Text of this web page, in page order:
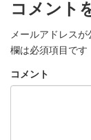
コメント
メールアドレスが
欄は必須項目です
コメント